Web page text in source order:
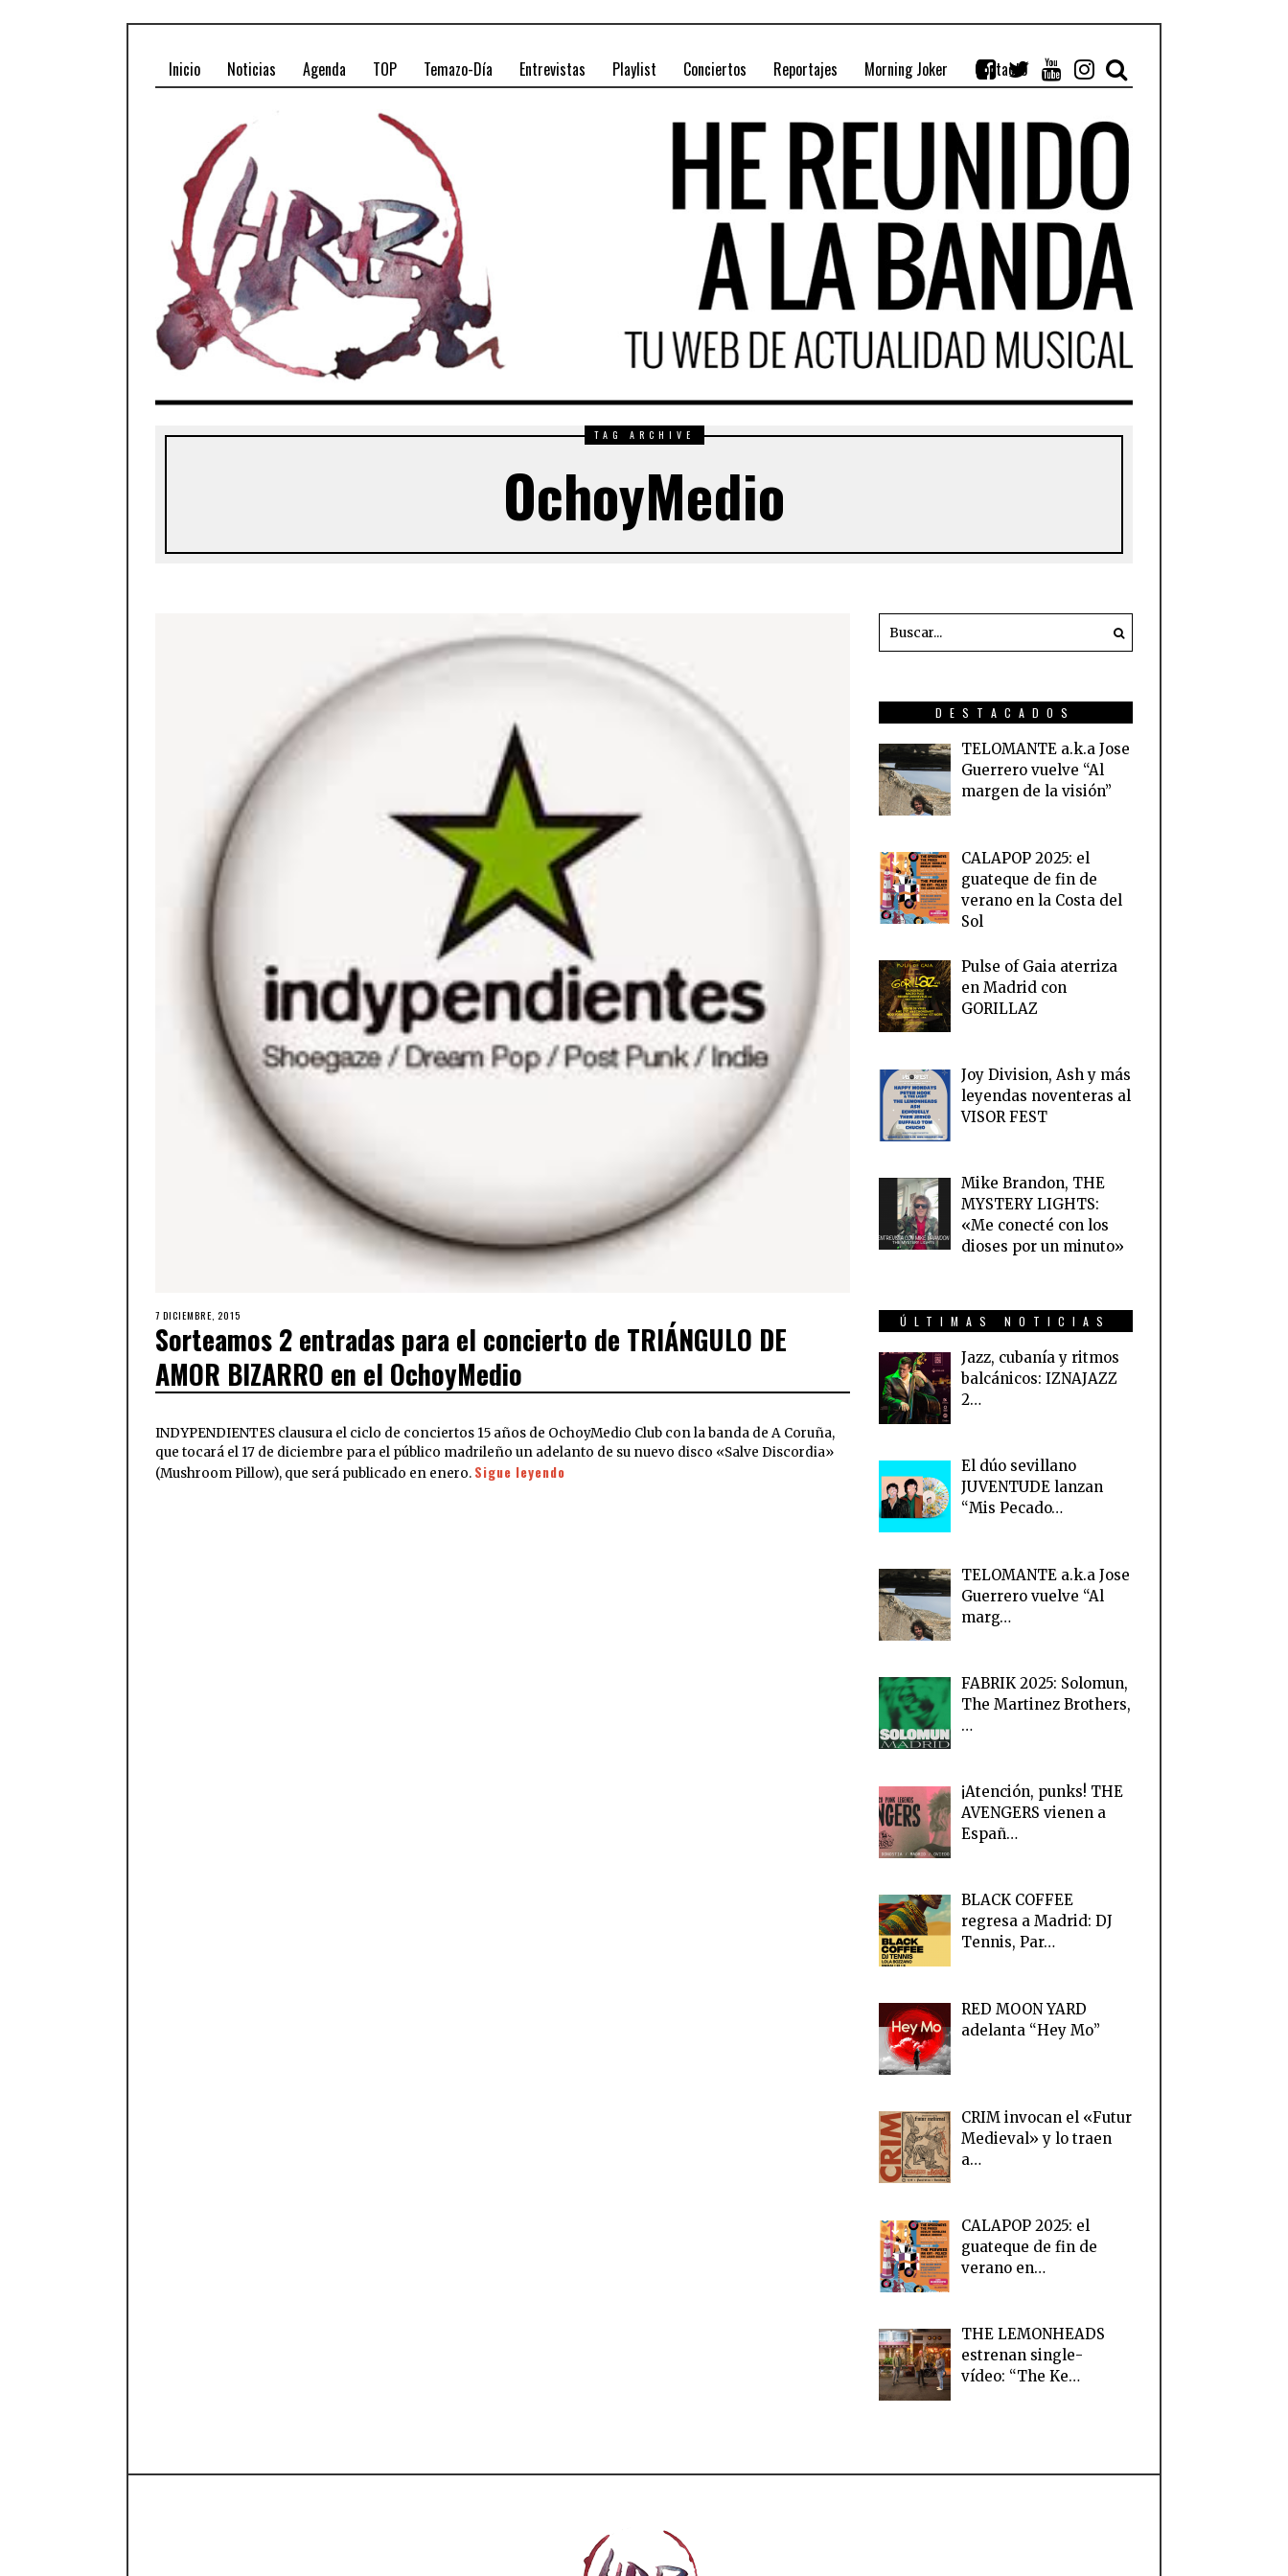
Inicio Noticias Agenda TOP Temazo-Día Entrevistas Playlist Conciertos Reportajes Morning Joker Contacto
TAG ARCHIVE
OchoyMedio
7 DICIEMBRE, 2015
Sorteamos 2 entradas para el concierto de TRIÁNGULO DE
AMOR BIZARRO en el OchoyMedio
INDYPENDIENTES clausura el ciclo de conciertos 15 años de OchoyMedio Club con la banda de A Coruña,
que tocará el 17 de diciembre para el público madrileño un adelanto de su nuevo disco «Salve Discordia»
(Mushroom Pillow), que será publicado en enero. Sigue leyendo
DESTACADOS
TELOMANTE a.k.a Jose
Guerrero vuelve “Al
margen de la visión”
CALAPOP 2025: el
guateque de fin de
verano en la Costa del
Sol
Pulse of Gaia aterriza
en Madrid con
GORILLAZ
Joy Division, Ash y más
leyendas noventeras al
VISOR FEST
Mike Brandon, THE
MYSTERY LIGHTS:
«Me conecté con los
dioses por un minuto»
ÚLTIMAS NOTICIAS
Jazz, cubanía y ritmos
balcánicos: IZNAJAZZ
2…
El dúo sevillano
JUVENTUDE lanzan
“Mis Pecado…
TELOMANTE a.k.a Jose
Guerrero vuelve “Al
marg…
FABRIK 2025: Solomun,
The Martinez Brothers,
…
¡Atención, punks! THE
AVENGERS vienen a
Españ…
BLACK COFFEE
regresa a Madrid: DJ
Tennis, Par…
RED MOON YARD
adelanta “Hey Mo”
CRIM invocan el «Futur
Medieval» y lo traen
a…
CALAPOP 2025: el
guateque de fin de
verano en…
THE LEMONHEADS
estrenan single-
vídeo: “The Ke…